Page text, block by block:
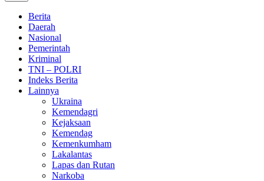
Berita
Daerah
Nasional
Pemerintah
Kriminal
TNI – POLRI
Indeks Berita
Lainnya
Ukraina
Kemendagri
Kejaksaan
Kemendag
Kemenkumham
Lakalantas
Lapas dan Rutan
Narkoba